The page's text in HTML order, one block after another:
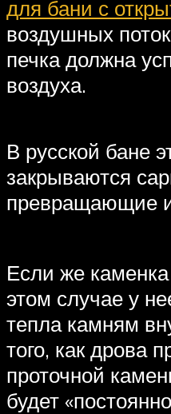
для бани с
воздушных
печка должна
воздуха.
В русской бане
закрываются
превращающие
Если же
этом случае у
тепла камням
того, как дрова
проточной
будет